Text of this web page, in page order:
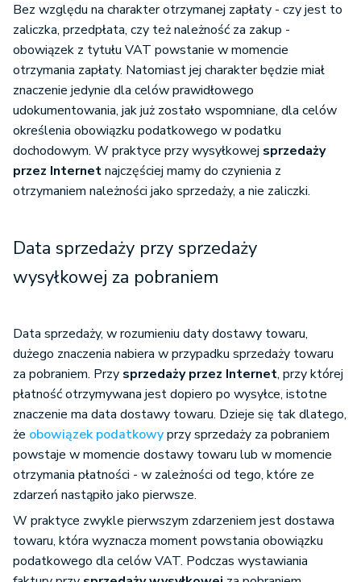
Bez względu na charakter otrzymanej zapłaty - czy jest to
zaliczka, przedpłata, czy też należność za zakup -
obowiązek z tytułu VAT powstanie w momencie
otrzymania zapłaty. Natomiast jej charakter będzie miał
znaczenie jedynie dla celów prawidłowego
udokumentowania, jak już zostało wspomniane, dla celów
określenia obowiązku podatkowego w podatku
dochodowym. W praktyce przy wysyłkowej sprzedaży
przez Internetnajczęściej mamy do czynienia z
otrzymaniem należności jako sprzedaży, a nie zaliczki.
Data sprzedaży przy sprzedaży
wysyłkowej za pobraniem
Data sprzedaży, w rozumieniu daty dostawy towaru,
dużego znaczenia nabiera w przypadku sprzedaży towaru
za pobraniem. Przy sprzedaży przez Internet, przy której
płatność otrzymywana jest dopiero po wysyłce, istotne
znaczenie ma data dostawy towaru. Dzieje się tak dlatego,
że obowiązek podatkowyprzy sprzedaży za pobraniem
powstaje w momencie dostawy towaru lub w momencie
otrzymania płatności - w zależności od tego, które ze
zdarzeń nastąpiło jako pierwsze.
W praktyce zwykle pierwszym zdarzeniem jest dostawa
towaru, która wyznacza moment powstania obowiązku
podatkowego dla celów VAT. Podczas wystawiania